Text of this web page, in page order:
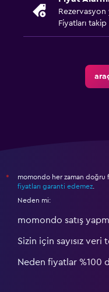
Rezervasyon
Fiyatları
*
momondo her zaman doğru
fiyatları garanti edemez.
Neden mi:
momondo satış
Sizin için sayısız
Neden fiyatlar %100